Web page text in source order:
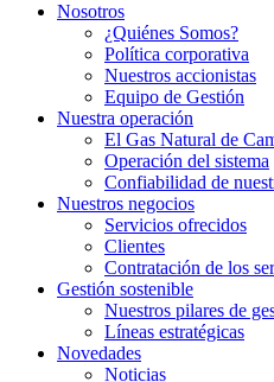
Nosotros
¿Quiénes Somos?
Política corporativa
Nuestros accionistas
Equipo de Gestión
Nuestra operación
El Gas Natural de
Operación del sistema
Confiabilidad de
Nuestros negocios
Servicios ofrecidos
Clientes
Contratación de los
Gestión sostenible
Nuestros pilares de
Líneas estratégicas
Novedades
Noticias